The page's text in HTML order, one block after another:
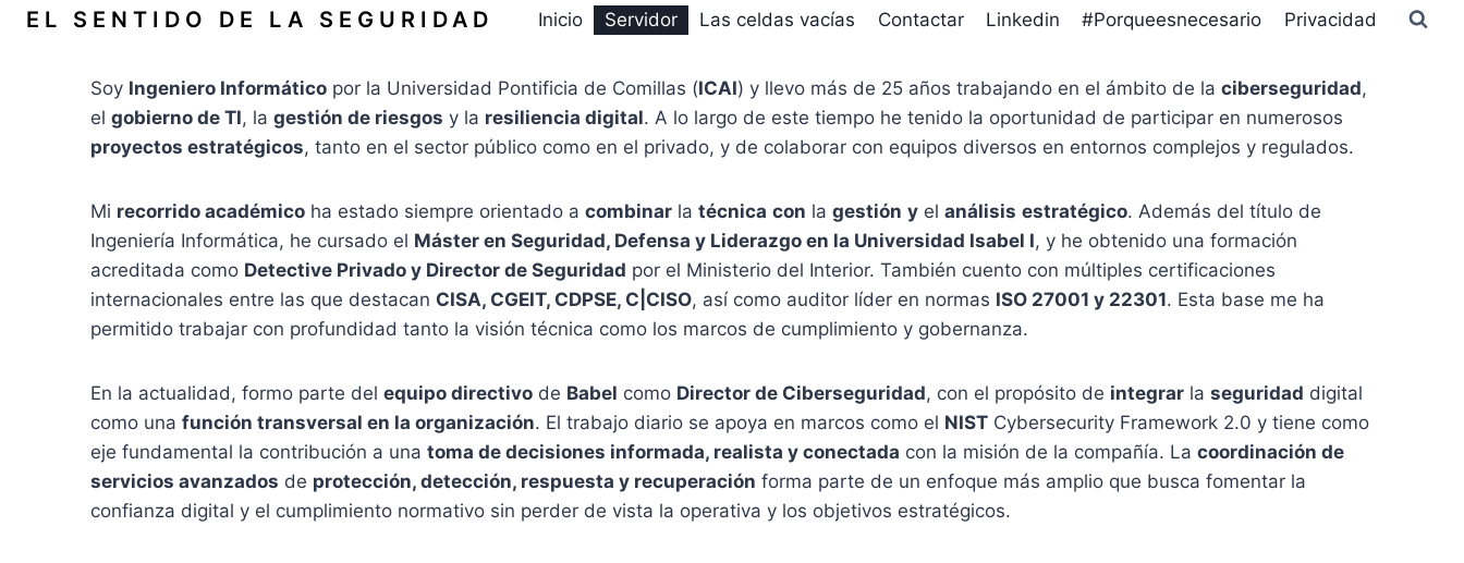
SaltarEL SENTIDO DE LA SEGURIDAD Inicio Servidor Las celdas vacías Contactar Linkedin #Porqueesnecesario Privacidad
Soy Ingeniero Informático por la Universidad Pontificia de Comillas (ICAI) y llevo más de 25 años trabajando en el ámbito de la ciberseguridad,
el gobierno de TI, la gestión de riesgos y la resiliencia digital. A lo largo de este tiempo he tenido la oportunidad de participar en numerosos
proyectos estratégicos, tanto en el sector público como en el privado, y de colaborar con equipos diversos en entornos complejos y regulados.
Mi recorrido académico ha estado siempre orientado a combinar la técnica con la gestión y el análisis estratégico. Además del título de
Ingeniería Informática, he cursado el Máster en Seguridad, Defensa y Liderazgo en la Universidad Isabel I, y he obtenido una formación
acreditada como Detective Privado y Director de Seguridad por el Ministerio del Interior. También cuento con múltiples certificaciones
internacionales entre las que destacan CISA, CGEIT, CDPSE, C|CISO, así como auditor líder en normas ISO 27001 y 22301. Esta base me ha
permitido trabajar con profundidad tanto la visión técnica como los marcos de cumplimiento y gobernanza.
En la actualidad, formo parte del equipo directivo de Babel como Director de Ciberseguridad, con el propósito de integrar la seguridad digital
como una función transversal en la organización. El trabajo diario se apoya en marcos como el NIST Cybersecurity Framework 2.0 y tiene como
eje fundamental la contribución a una toma de decisiones informada, realista y conectada con la misión de la compañía. La coordinación de
servicios avanzados de protección, detección, respuesta y recuperación forma parte de un enfoque más amplio que busca fomentar la
confianza digital y el cumplimiento normativo sin perder de vista la operativa y los objetivos estratégicos.